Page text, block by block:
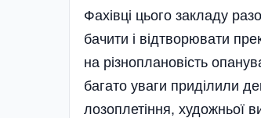
Фахівці цього закладу
бачити і відтворювати
на різноплановість
багато уваги приділили
лозопле­тіння, худож­ньої